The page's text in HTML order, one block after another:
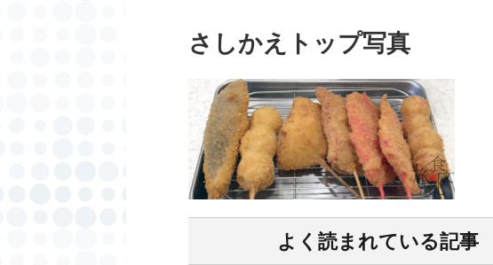
さしかえトップ写真
よく読まれている記事